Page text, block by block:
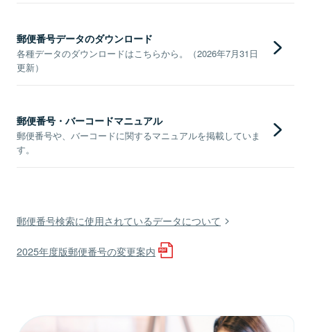
郵便番号データのダウンロード
各種データのダウンロードはこちらから。（2026年7月31日
更新）
郵便番号・バーコードマニュアル
郵便番号や、バーコードに関するマニュアルを掲載していま
す。
郵便番号検索に使用されているデータについて
2025年度版郵便番号の変更案内